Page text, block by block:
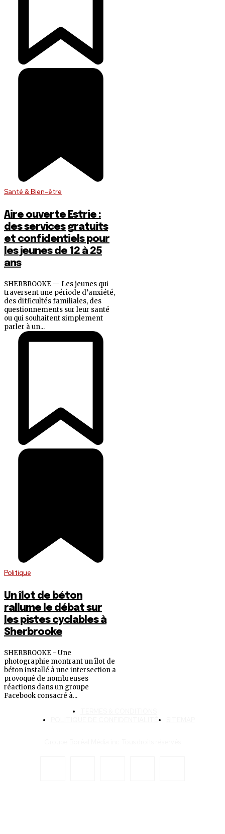
Santé & Bien-être
Aire ouverte Estrie :
des services gratuits
et confidentiels pour
les jeunes de 12 à 25
ans
SHERBROOKE — Les jeunes qui
traversent une période d’anxiété,
des difficultés familiales, des
questionnements sur leur santé
ou qui souhaitent simplement
parler à un...
Politique
Un îlot de béton
rallume le débat sur
les pistes cyclables à
Sherbrooke
SHERBROOKE - Une
photographie montrant un îlot de
béton installé à une intersection a
provoqué de nombreuses
réactions dans un groupe
Facebook consacré à...